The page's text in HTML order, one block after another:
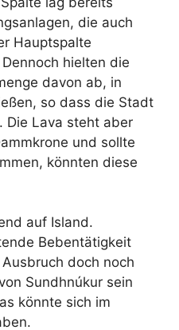
die auch
Hauptspalte
hielten die
davon ab, in
so dass die Stadt
Die Lava steht aber
und sollte
könnten diese
auf Island.
Bebentätigkeit
doch noch
Sundhnúkur sein
könnte sich im